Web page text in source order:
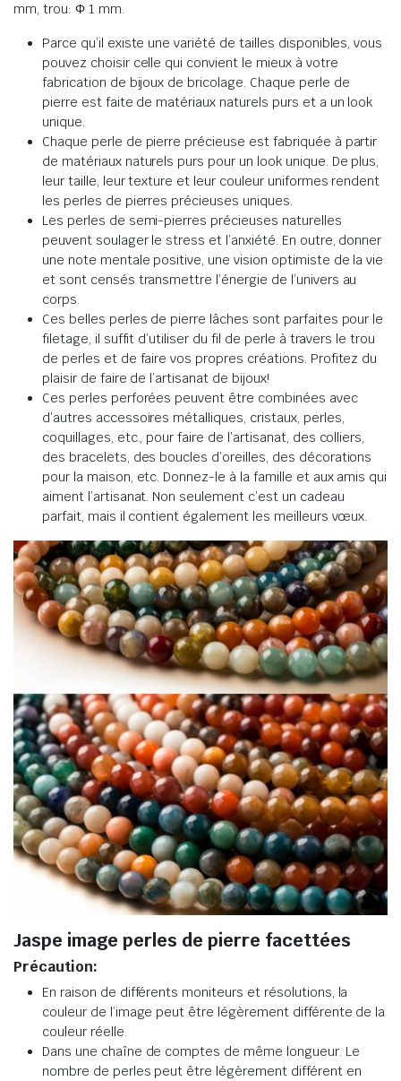
mm, trou: Φ 1 mm.
Parce qu’il existe une variété de tailles disponibles, vous
pouvez choisir celle qui convient le mieux à votre
fabrication de bijoux de bricolage. Chaque perle de
pierre est faite de matériaux naturels purs et a un look
unique.
Chaque perle de pierre précieuse est fabriquée à partir
de matériaux naturels purs pour un look unique. De plus,
leur taille, leur texture et leur couleur uniformes rendent
les perles de pierres précieuses uniques.
Les perles de semi-pierres précieuses naturelles
peuvent soulager le stress et l’anxiété. En outre, donner
une note mentale positive, une vision optimiste de la vie
et sont censés transmettre l’énergie de l’univers au
corps.
Ces belles perles de pierre lâches sont parfaites pour le
filetage, il suffit d’utiliser du fil de perle à travers le trou
de perles et de faire vos propres créations. Profitez du
plaisir de faire de l’artisanat de bijoux!
Ces perles perforées peuvent être combinées avec
d’autres accessoires métalliques, cristaux, perles,
coquillages, etc., pour faire de l’artisanat, des colliers,
des bracelets, des boucles d’oreilles, des décorations
pour la maison, etc. Donnez-le à la famille et aux amis qui
aiment l’artisanat. Non seulement c’est un cadeau
parfait, mais il contient également les meilleurs vœux.
Jaspe image perles de pierre facettées
Précaution:
En raison de différents moniteurs et résolutions, la
couleur de l’image peut être légèrement différente de la
couleur réelle.
Dans une chaîne de comptes de même longueur. Le
nombre de perles peut être légèrement différent en